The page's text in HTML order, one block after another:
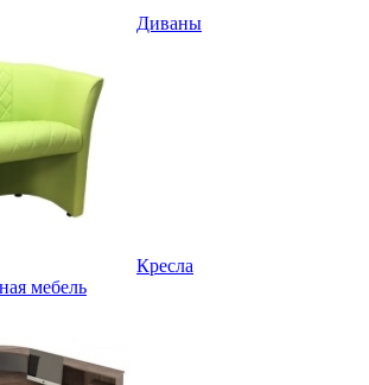
Диваны
Кресла
мебель